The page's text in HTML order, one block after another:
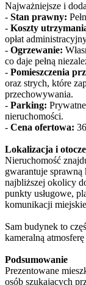
Najważniejsze i
- Stan prawny:
- Koszty
opłat
- Ogrzewanie:
co daje pełną
- Pomieszczenia
oraz strych, które
przechowywania.
- Parking:
nieruchomości.
- Cena ofertowa:
Lokalizacja i
Nieruchomość
gwarantuje
najbliższej okolicy
punkty usługowe,
komunikacji
Sam budynek to
kameralną
Podsumowanie
Prezentowane
osób szukających